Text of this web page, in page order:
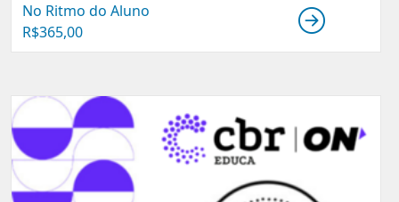
No Ritmo do Aluno
R$365,00